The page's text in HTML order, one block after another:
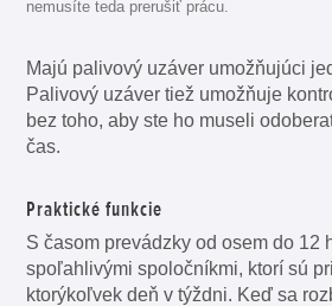
nemusíte teda prerušiť prácu.
Majú palivový uzáver umožňujúci
Palivový uzáver tiež umožňuje
bez toho, aby ste ho museli
čas.
Praktické funkcie
S časom prevádzky od osem do 12
spoľahlivými spoločníkmi, ktorí sú
ktorýkoľvek deň v týždni. Keď sa